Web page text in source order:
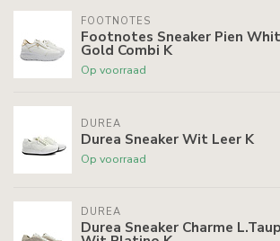
FOOTNOTES
Footnotes Sneaker Pien
Gold Combi K
Op voorraad
DUREA
Durea Sneaker Wit Leer K
Op voorraad
DUREA
Durea Sneaker Charme